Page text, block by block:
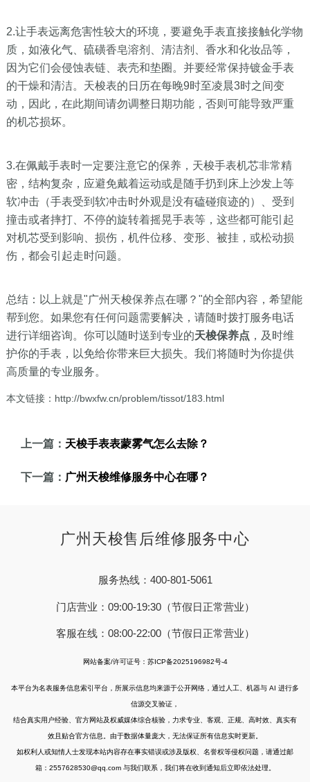
2.让手表远离危害性较大的环境，要避免手表直接接触化学物
质，如液化气、硫磺香皂溶剂、清洁剂、香水和化妆品等，
因为它们会侵蚀表链、表壳和垫圈。并要经常保持镀金手表
的干燥和清洁。天梭表的日历在每晚9时至凌晨3时之间变
动，因此，在此期间请勿调整日期功能，否则可能导致严重
的机芯损坏。
3.在佩戴手表时一定要注意它的保养，天梭手表机芯非常精
密，结构复杂，应避免戴着运动或是随手扔到床上沙发上等
软冲击（手表受到软冲击时外观是没有磕碰痕迹的）、受到
撞击或者摔打、不停的旋转着摇晃手表等，这些都可能引起
对机芯受到影响、损伤，机件位移、变形、被挂，或松动损
伤，都会引起走时问题。
总结：以上就是"广州天梭保养点在哪？"的全部内容，希望能
帮到您。如果您有任何问题需要解决，请随时拨打服务电话
进行详细咨询。你可以随时送到专业的天梭保养点 ，及时维
护你的手表，以免给你带来巨大损失。我们将随时为你提供
高质量的专业服务。
本文链接：http://bwxfw.cn/problem/tissot/183.html
上一篇： 天梭手表表蒙雾气怎么去除？
下一篇： 广州天梭维修服务中心在哪？
广州天梭售后维修服务中心
服务热线：400-801-5061
门店营业：09:00-19:30（节假日正常营业）
客服在线：08:00-22:00（节假日正常营业）
网站备案/许可证号：苏ICP备2025196982号-4
本平台为名表服务信息索引平台，所展示信息均来源于公开网络，通过人工、机器与 AI 进行多
信源交叉验证，
结合真实用户经验、官方网站及权威媒体综合核验，力求专业、客观、正规、高时效、真实有
效且贴合官方信息。由于数据体量庞大，无法保证所有信息实时更新。
如权利人或知情人士发现本站内容存在事实错误或涉及版权、名誉权等侵权问题，请通过邮
箱：2557628530@qq.com 与我们联系，我们将在收到通知后立即依法处理。